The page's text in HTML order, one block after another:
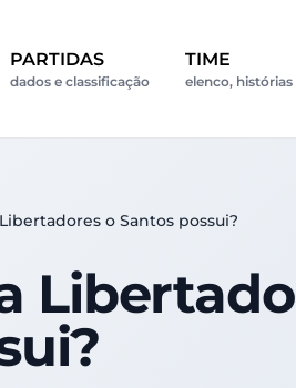
PARTIDAS
dados e classificação
TIME
elenco, histórias
o Santos possui?